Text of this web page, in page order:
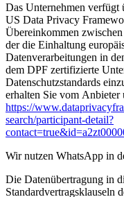
Das Unternehmen verfügt
US Data Privacy
Übereinkommen
der die Einhaltung
Datenverarbeitungen in
dem DPF zertifizierte
Datenschutzstandards
erhalten Sie vom
https://
search/participant-detail?
Wir nutzen WhatsApp in
Die Datenübertragung in
Standardvertragsklauseln